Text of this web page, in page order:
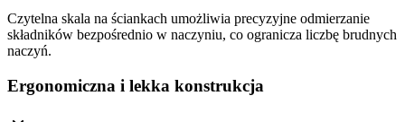
Czytelna skala na ściankach umożliwia precyzyjne odmierzanie
składników bezpośrednio w naczyniu, co ogranicza liczbę brudnych
naczyń.
Ergonomiczna i lekka konstrukcja